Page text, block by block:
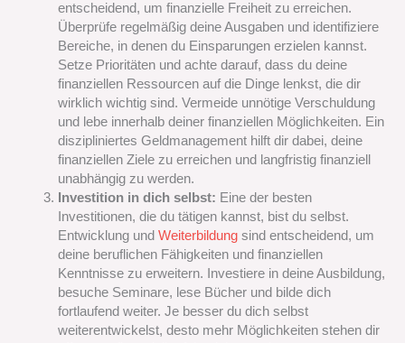
entscheidend, um finanzielle Freiheit zu erreichen.
Überprüfe regelmäßig deine Ausgaben und identifiziere
Bereiche, in denen du Einsparungen erzielen kannst.
Setze Prioritäten und achte darauf, dass du deine
finanziellen Ressourcen auf die Dinge lenkst, die dir
wirklich wichtig sind. Vermeide unnötige Verschuldung
und lebe innerhalb deiner finanziellen Möglichkeiten. Ein
diszipliniertes Geldmanagement hilft dir dabei, deine
finanziellen Ziele zu erreichen und langfristig finanziell
unabhängig zu werden.
Investition in dich selbst: Eine der besten
Investitionen, die du tätigen kannst, bist du selbst.
Entwicklung und Weiterbildungsind entscheidend, um
deine beruflichen Fähigkeiten und finanziellen
Kenntnisse zu erweitern. Investiere in deine Ausbildung,
besuche Seminare, lese Bücher und bilde dich
fortlaufend weiter. Je besser du dich selbst
weiterentwickelst, desto mehr Möglichkeiten stehen dir